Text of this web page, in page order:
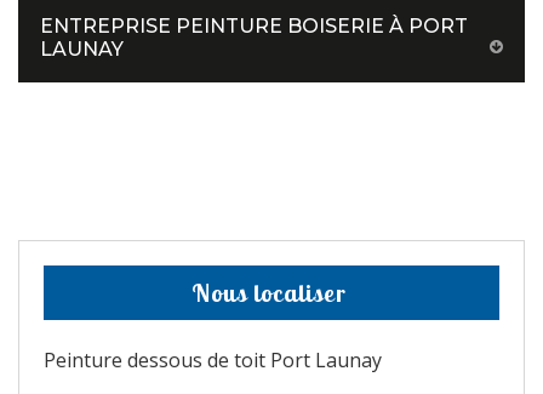
ENTREPRISE PEINTURE BOISERIE À PORT
LAUNAY
Nous localiser
Peinture dessous de toit Port Launay